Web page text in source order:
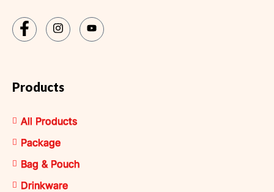
Products
All Products
Package
Bag & Pouch
Drinkware